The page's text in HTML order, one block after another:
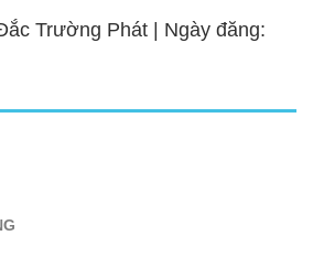
Trường Phát | Ngày đăng: